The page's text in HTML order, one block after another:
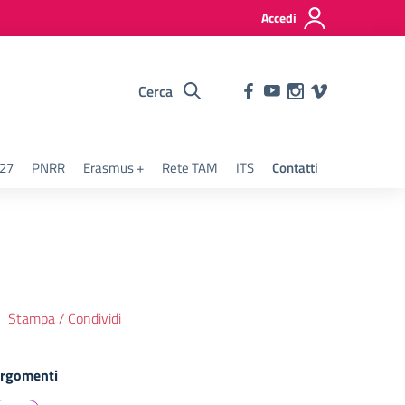
Accedi
Cerca
PNRR Erasmus + Rete TAM ITS Contatti
Stampa / Condividi